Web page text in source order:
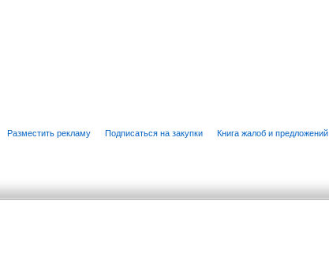
Разместить рекламу Подписаться на закупки Книга жалоб и предложений